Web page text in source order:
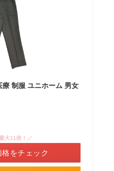
制服 ユニホーム 男女
大11倍！／
をチェック